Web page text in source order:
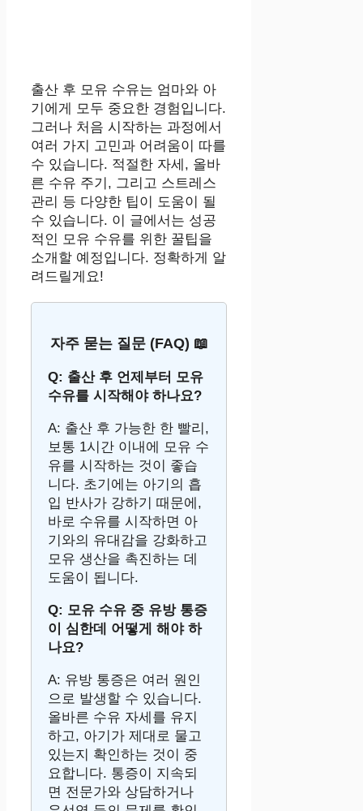
출산 후 모유 수유는 엄마와 아
기에게 모두 중요한 경험입니다.
그러나 처음 시작하는 과정에서
여러 가지 고민과 어려움이 따를
수 있습니다. 적절한 자세, 올바
른 수유 주기, 그리고 스트레스
관리 등 다양한 팁이 도움이 될
수 있습니다. 이 글에서는 성공
적인 모유 수유를 위한 꿀팁을
소개할 예정입니다. 정확하게 알
려드릴게요!
자주 묻는 질문 (FAQ) 📖
Q: 출산 후 언제부터 모유
수유를 시작해야 하나요?
A: 출산 후 가능한 한 빨리,
보통 1시간 이내에 모유 수
유를 시작하는 것이 좋습
니다. 초기에는 아기의 흡
입 반사가 강하기 때문에,
바로 수유를 시작하면 아
기와의 유대감을 강화하고
모유 생산을 촉진하는 데
도움이 됩니다.
Q: 모유 수유 중 유방 통증
이 심한데 어떻게 해야 하
나요?
A: 유방 통증은 여러 원인
으로 발생할 수 있습니다.
올바른 수유 자세를 유지
하고, 아기가 제대로 물고
있는지 확인하는 것이 중
요합니다. 통증이 지속되
면 전문가와 상담하거나